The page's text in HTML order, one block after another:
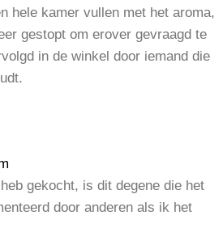
hele kamer vullen met het aroma,
gestopt om erover gevraagd te
in de winkel door iemand die
gekocht, is dit degene die het
door anderen als ik het